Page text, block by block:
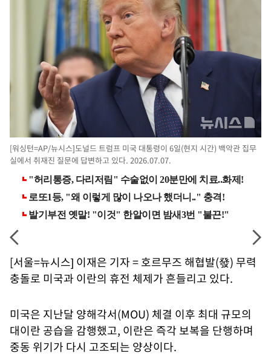
[워싱턴=AP/뉴시스]도널드 트럼프 미국 대통령이 6일(현지 시간) 백악관 집무
실에서 취재진 질문에 답변하고 있다. 2026.07.07.
[서울=뉴시스] 이재은 기자 = 호르무즈 해협발(發) 무력
충돌로 미국과 이란의 휴전 체제가 흔들리고 있다.
미국은 지난달 양해각서(MOU) 체결 이후 최대 규모의
대이란 공습을 감행했고, 이란은 즉각 보복을 단행하며
중동 위기가 다시 고조되는 양상이다.